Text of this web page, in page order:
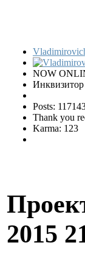
NOW
Инквизитор
Posts:
Thank you
Karma: 123
2015